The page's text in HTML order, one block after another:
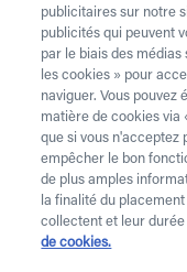
Vous avez besoin de
uniquement
retirer du matériel
Attention ! Vous
des frais de
standard prend 2
est effectuée à
Aucune livraison
publicitaires sur notre
publicités qui peuvent
par le biais des
les cookies » pour
naviguer. Vous
matière de cookies via
que si vous n'acceptez
empêcher le bon
de plus amples
la finalité du
collectent et leur
de cookies.